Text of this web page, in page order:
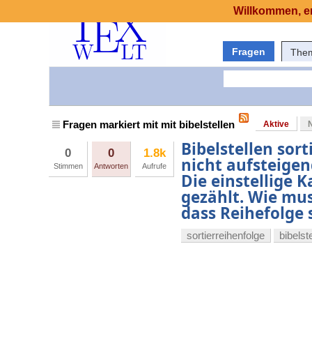
Fragen
Fragen markiert mit mit bibelstellen Aktive
0
Stimmen
0
Antworten
1.8k
Aufrufe
Bibelstellen
nicht
Die einstellige
gezählt. Wie
dass
sortierreihenfolge
Willkommen,